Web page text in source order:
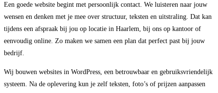
Een goede website begint met persoonlijk contact. We luisteren naar jouw
wensen en denken met je mee over structuur, teksten en uitstraling. Dat kan
tijdens een afspraak bij jou op locatie in Haarlem, bij ons op kantoor of
eenvoudig online. Zo maken we samen een plan dat perfect past bij jouw
bedrijf.
Wij bouwen websites in WordPress, een betrouwbaar en gebruiksvriendelijk
systeem. Na de oplevering kun je zelf teksten, foto’s of prijzen aanpassen